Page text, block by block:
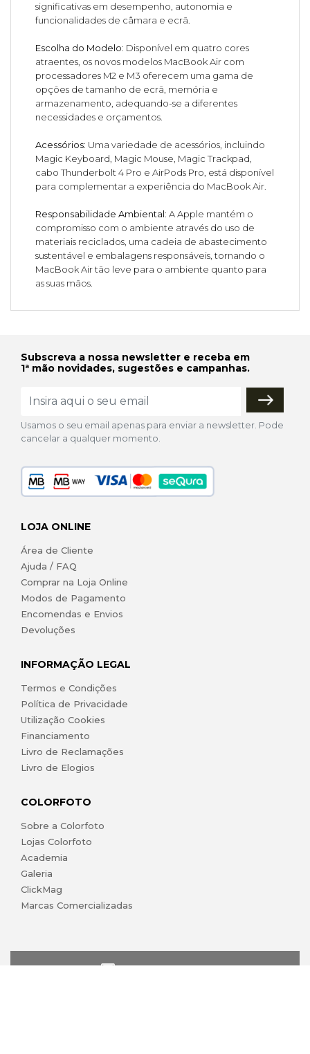
significativas em desempenho, autonomia e
funcionalidades de câmara e ecrã.
Escolha do Modelo: Disponível em quatro cores
atraentes, os novos modelos MacBook Air com
processadores M2 e M3 oferecem uma gama de
opções de tamanho de ecrã, memória e
armazenamento, adequando-se a diferentes
necessidades e orçamentos.
Acessórios: Uma variedade de acessórios, incluindo
Magic Keyboard, Magic Mouse, Magic Trackpad,
cabo Thunderbolt 4 Pro e AirPods Pro, está disponível
para complementar a experiência do MacBook Air.
Responsabilidade Ambiental: A Apple mantém o
compromisso com o ambiente através do uso de
materiais reciclados, uma cadeia de abastecimento
sustentável e embalagens responsáveis, tornando o
MacBook Air tão leve para o ambiente quanto para
as suas mãos.
Subscreva a nossa newsletter e receba em
1ª mão novidades, sugestões e campanhas.
Usamos o seu email apenas para enviar a newsletter. Pode
cancelar a qualquer momento.
LOJA ONLINE
Área de Cliente
Ajuda / FAQ
Comprar na Loja Online
Modos de Pagamento
Encomendas e Envios
Devoluções
INFORMAÇÃO LEGAL
Termos e Condições
Política de Privacidade
Utilização Cookies
Financiamento
Livro de Reclamações
Livro de Elogios
COLORFOTO
Sobre a Colorfoto
Lojas Colorfoto
Academia
Galeria
ClickMag
Marcas Comercializadas
lojaonline@colorfoto.pt